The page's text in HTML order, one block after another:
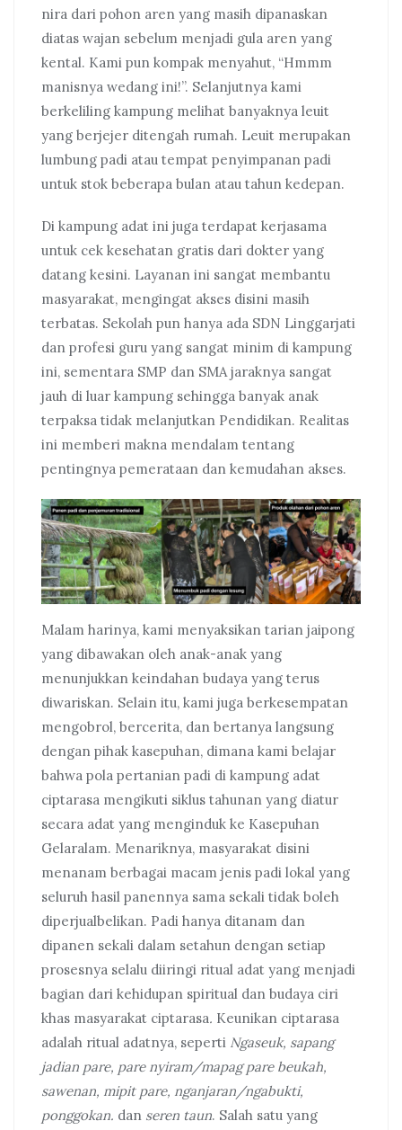
nira dari pohon aren yang masih dipanaskan
diatas wajan sebelum menjadi gula aren yang
kental. Kami pun kompak menyahut, “Hmmm
manisnya wedang ini!”. Selanjutnya kami
berkeliling kampung melihat banyaknya leuit
yang berjejer ditengah rumah. Leuit merupakan
lumbung padi atau tempat penyimpanan padi
untuk stok beberapa bulan atau tahun kedepan.
Di kampung adat ini juga terdapat kerjasama
untuk cek kesehatan gratis dari dokter yang
datang kesini. Layanan ini sangat membantu
masyarakat, mengingat akses disini masih
terbatas. Sekolah pun hanya ada SDN Linggarjati
dan profesi guru yang sangat minim di kampung
ini, sementara SMP dan SMA jaraknya sangat
jauh di luar kampung sehingga banyak anak
terpaksa tidak melanjutkan Pendidikan. Realitas
ini memberi makna mendalam tentang
pentingnya pemerataan dan kemudahan akses.
Malam harinya, kami menyaksikan tarian jaipong
yang dibawakan oleh anak-anak yang
menunjukkan keindahan budaya yang terus
diwariskan. Selain itu, kami juga berkesempatan
mengobrol, bercerita, dan bertanya langsung
dengan pihak kasepuhan, dimana kami belajar
bahwa pola pertanian padi di kampung adat
ciptarasa mengikuti siklus tahunan yang diatur
secara adat yang menginduk ke Kasepuhan
Gelaralam. Menariknya, masyarakat disini
menanam berbagai macam jenis padi lokal yang
seluruh hasil panennya sama sekali tidak boleh
diperjualbelikan. Padi hanya ditanam dan
dipanen sekali dalam setahun dengan setiap
prosesnya selalu diiringi ritual adat yang menjadi
bagian dari kehidupan spiritual dan budaya ciri
khas masyarakat ciptarasa. Keunikan ciptarasa
adalah ritual adatnya, seperti Ngaseuk, sapang
jadian pare, pare nyiram/mapag pare beukah,
sawenan, mipit pare, nganjaran/ngabukti,
ponggokan. dan seren taun. Salah satu yang